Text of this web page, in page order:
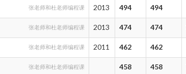
张老师和杜老师编程课 2013 494 494
张老师和杜老师编程课 2013 474 474
张老师和杜老师编程课 2011 462 462
张老师和杜老师编程课 458 458